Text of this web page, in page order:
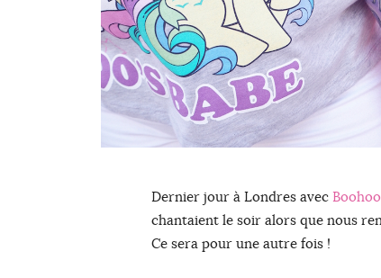
Dernier jour à Londres avec Boohoo
chantaient le soir alors que nous
Ce sera pour une autre fois !